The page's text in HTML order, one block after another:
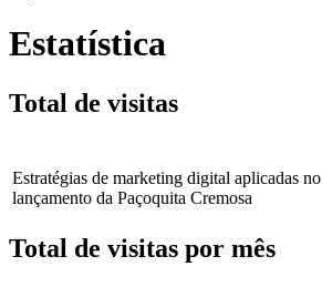
Estatística
Total de visitas
Estratégias de marketing digital aplicadas no
lançamento da Paçoquita Cremosa
Total de visitas por mês